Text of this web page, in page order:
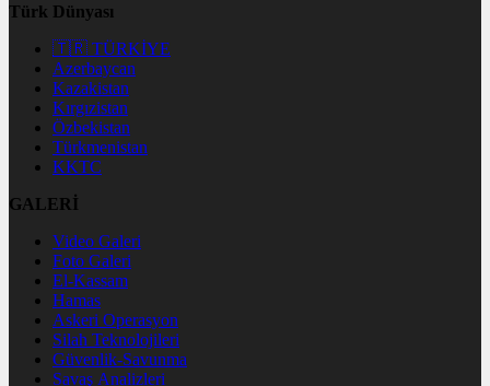
Türk Dünyası
🇹🇷 TÜRKİYE
Azerbaycan
Kazakistan
Kırgızistan
Özbekistan
Türkmenistan
KKTC
GALERİ
Video Galeri
Foto Galeri
El-Kassam
Hamas
Askeri Operasyon
Silah Teknolojileri
Güvenlik-Savunma
Savaş Analizleri